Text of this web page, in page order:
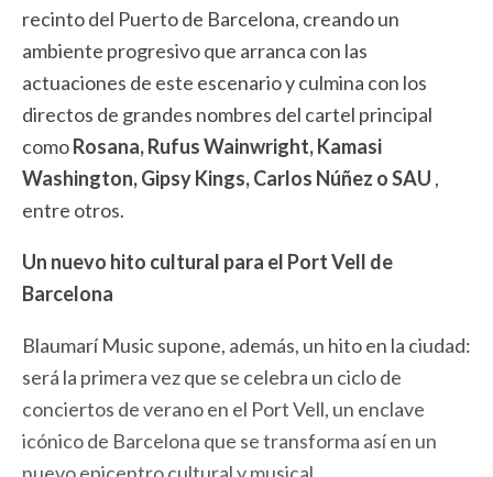
recinto del Puerto de Barcelona, ​​creando un
ambiente progresivo que arranca con las
actuaciones de este escenario y culmina con los
directos de grandes nombres del cartel principal
comoRosana, Rufus Wainwright, Kamasi
Washington, Gipsy Kings, Carlos Núñez o SAU ,
entre otros.
Un nuevo hito cultural para el Port Vell de
Barcelona
Blaumarí Music supone, además, un hito en la ciudad:
será la primera vez que se celebra un ciclo de
conciertos de verano en el Port Vell, un enclave
icónico de Barcelona que se transforma así en un